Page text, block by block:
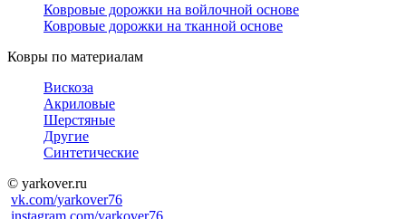
Ковровые дорожки на войлочной основе
Ковровые дорожки на тканной основе
Ковры по материалам
Вискоза
Акриловые
Шерстяные
Другие
Синтетические
© yarkover.ru
vk.com/yarkover76